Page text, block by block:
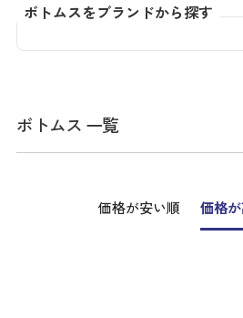
ボトムスをブランドから探す
ボトムス 一覧
価格が安い順 価格